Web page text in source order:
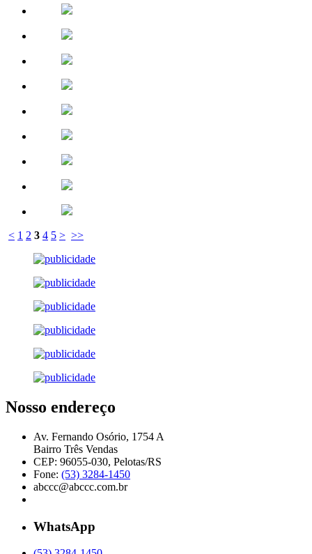
< 1 2 3 4 5 > >>
Nosso endereço
Av. Fernando Osório, 1754 A
Bairro Três Vendas
CEP: 96055-030, Pelotas/RS
Fone: (53) 3284-1450
abccc@abccc.com.br
WhatsApp